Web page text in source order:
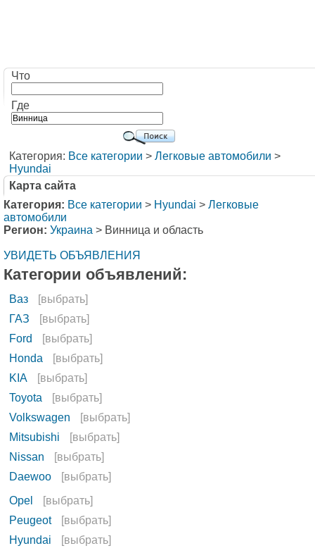
Что
Где
Категория: Все категории > Легковые автомобили >
Hyundai
Карта сайта
Категория: Все категории > Hyundai > Легковые
автомобили
Регион: Украина > Винница и область
УВИДЕТЬ ОБЪЯВЛЕНИЯ
Категории объявлений:
Ваз
[выбрать]
ГАЗ
[выбрать]
Ford
[выбрать]
Honda
[выбрать]
KIA
[выбрать]
Toyota
[выбрать]
Volkswagen
[выбрать]
Mitsubishi
[выбрать]
Nissan
[выбрать]
Daewoo
[выбрать]
Opel
[выбрать]
Peugeot
[выбрать]
Hyundai
[выбрать]